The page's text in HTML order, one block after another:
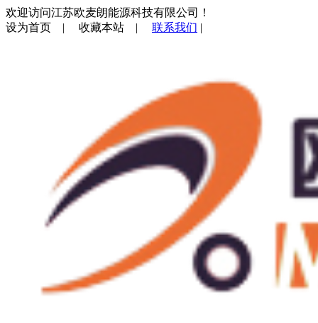
欢迎访问江苏欧麦朗能源科技有限公司！
设为首页 | 收藏本站 | 联系我们 |